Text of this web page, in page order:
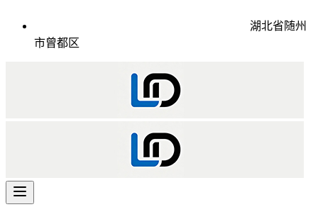
湖北省随州
市曾都区